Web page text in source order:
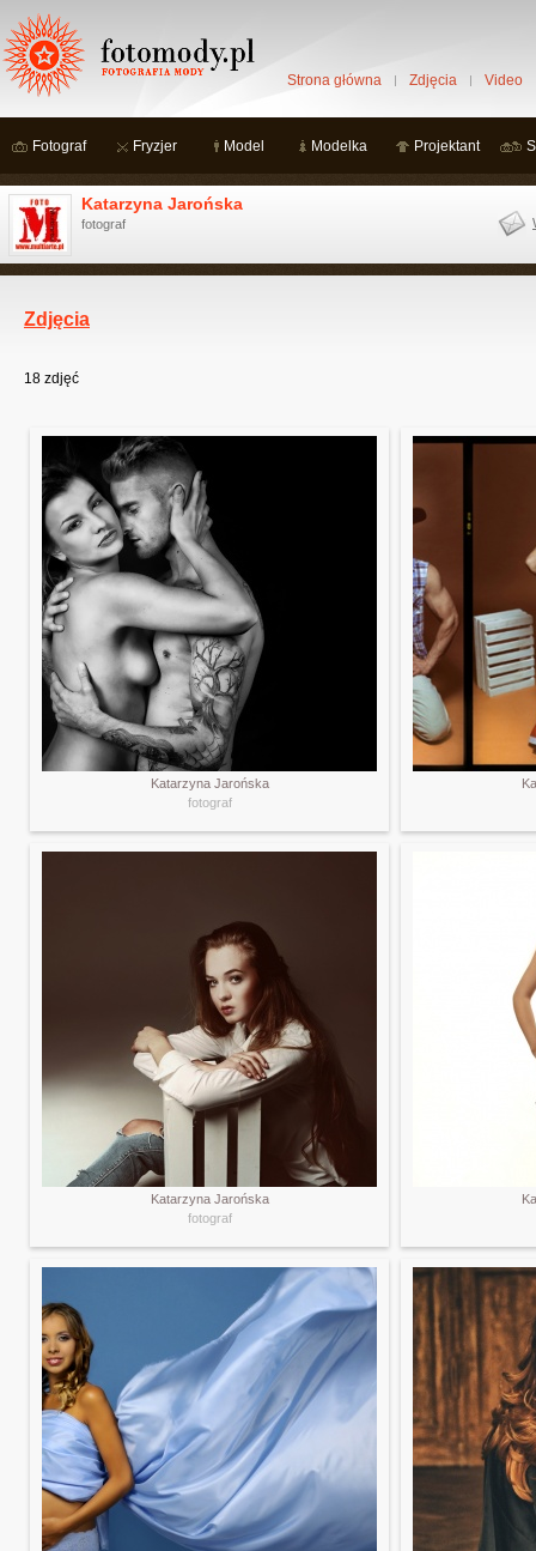
Strona główna Zdjęcia Video
Fotograf Fryzjer Model Modelka Projektant
Katarzyna Jarońska
fotograf
Zdjęcia
18 zdjęć
Katarzyna Jarońska
fotograf
Katarzyna Jarońska
fotograf